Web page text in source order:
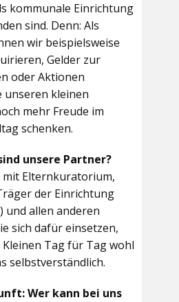
kommunale Einrichtung
sind. Denn: Als
wir beispielsweise
Gelder zur
oder Aktionen
unseren kleinen
mehr Freude im
schenken.
unsere Partner?
Elternkuratorium,
der Einrichtung
und allen anderen
sich dafür einsetzen,
Kleinen Tag für Tag wohl
selbstverständlich.
Wer kann bei uns